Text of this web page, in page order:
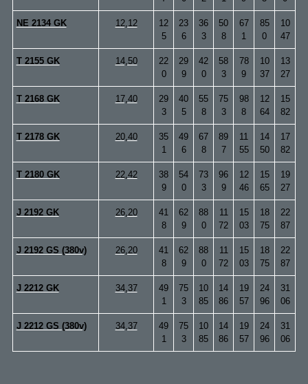
NE 2134 GK 12,12
12
5
23
6
36
3
50
8
67
1
85
0
10
47
T 2155 GK 14,50
22
0
29
9
42
0
58
3
78
9
10
37
13
27
T 2168 GK 17,40
29
3
40
5
55
8
75
3
98
8
12
64
15
82
T 2178 GK 20,40
35
1
49
6
67
8
89
7
11
55
14
50
17
82
T 2180 GK 22,42
38
9
54
0
73
3
96
9
12
46
15
65
19
27
J 2192 GK 26,20
41
8
62
9
88
0
11
72
15
03
18
75
22
87
J 2192 GS (380v) 26,20
41
8
62
9
88
0
11
72
15
03
18
75
22
87
J 2212 GK 34,37
49
1
75
3
10
85
14
86
19
57
24
96
31
06
J 2212 GS (380v) 34,37
49
1
75
3
10
85
14
86
19
57
24
96
31
06